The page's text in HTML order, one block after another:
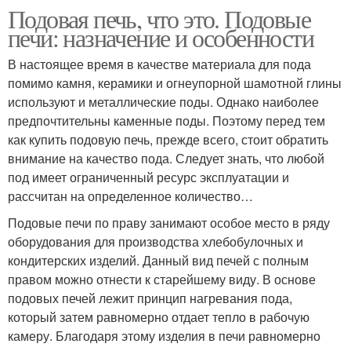
Подовая печь, что это. Подовые
печи: назначение и особенности
В настоящее время в качестве материала для пода
помимо камня, керамики и огнеупорной шамотной глины
используют и металлические поды. Однако наиболее
предпочтительны каменные поды. Поэтому перед тем
как купить подовую печь, прежде всего, стоит обратить
внимание на качество пода. Следует знать, что любой
под имеет ограниченный ресурс эксплуатации и
рассчитан на определенное количество…
Подовые печи по праву занимают особое место в ряду
оборудования для производства хлебобулочных и
кондитерских изделий. Данный вид печей с полным
правом можно отнести к старейшему виду. В основе
подовых печей лежит принцип нагревания пода,
который затем равномерно отдает тепло в рабочую
камеру. Благодаря этому изделия в печи равномерно